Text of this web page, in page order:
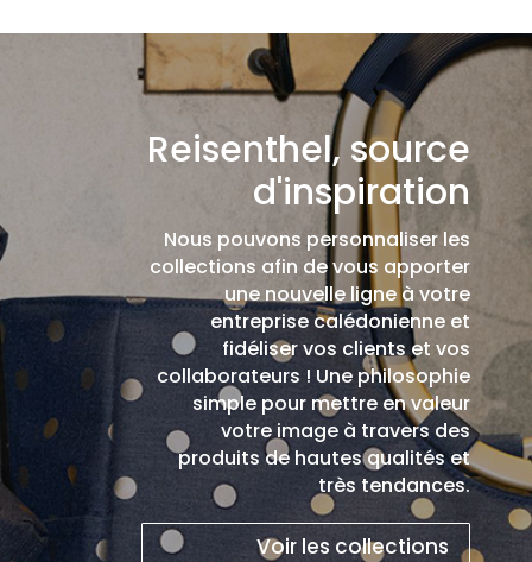
Reisenthel, source
d'inspiration
Nous pouvons personnaliser les
collections afin de vous apporter
une nouvelle ligne à votre
entreprise calédonienne et
fidéliser vos clients et vos
collaborateurs ! Une philosophie
simple pour mettre en valeur
votre image à travers des
produits de hautes qualités et
très tendances.
Voir les collections